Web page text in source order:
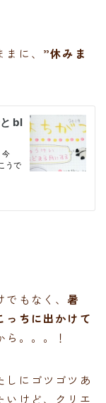
に、 ”休みま
でもなく、暑
っちに出かけて
ら。。。！
しにゴツゴツあ
いけど、クリエ